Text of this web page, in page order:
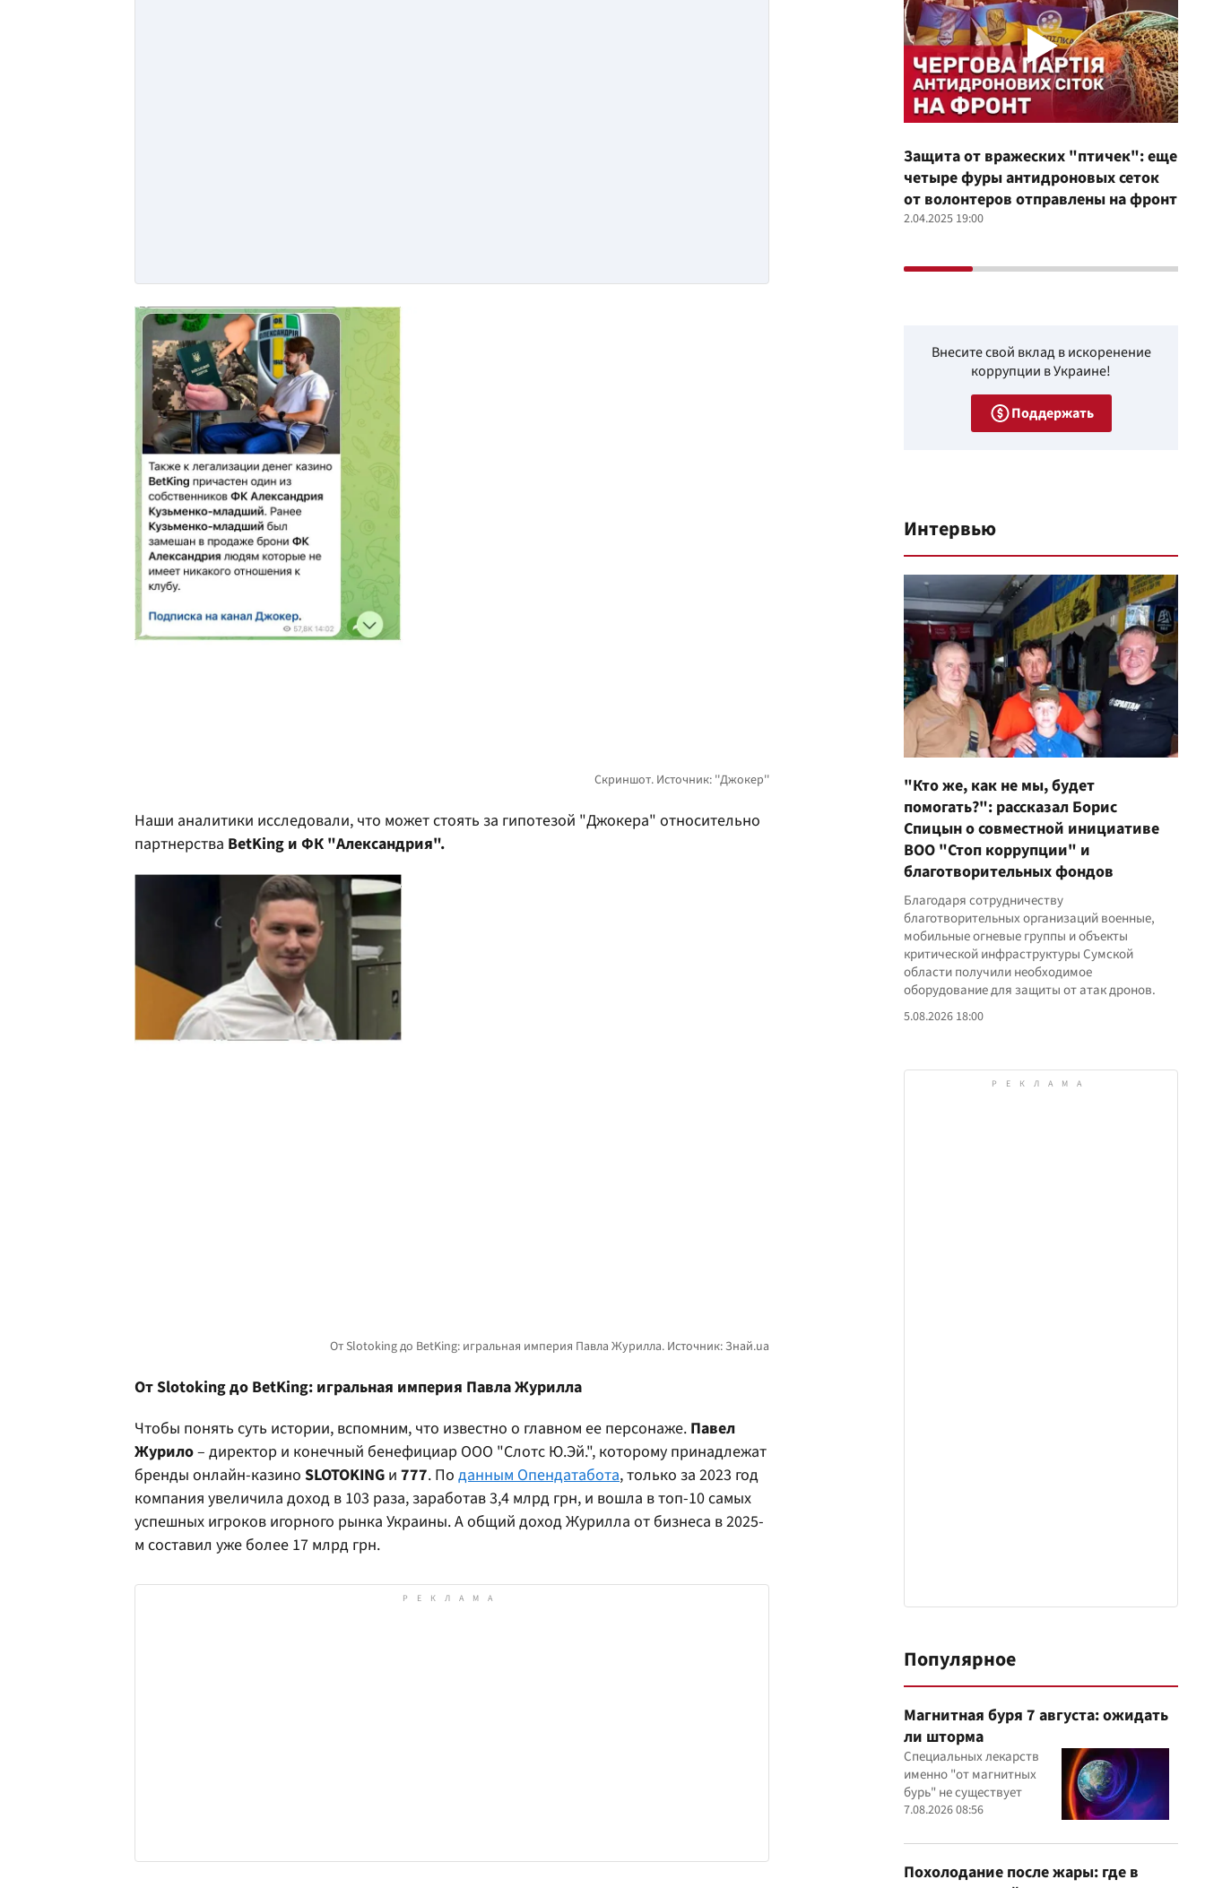
Наши аналитики исследовали, что может стоять за гипотезой "Джокера" относительно
партнерства BetKing и ФК "Александрия".
От Slotoking до BetKing: игральная империя Павла Журилла
Чтобы понять суть истории, вспомним, что известно о главном ее персонаже. Павел
Журило– директор и конечный бенефициар ООО "Слотс Ю.Эй.", которому принадлежат
бренды онлайн-казино SLOTOKING и 777. По данным Опендатабота, только за 2023 год
компания увеличила доход в 103 раза, заработав 3,4 млрд грн, и вошла в топ-10 самых
успешных игроков игорного рынка Украины. А общий доход Журилла от бизнеса в 2025-
м составил уже более 17 млрд грн.
Защита от вражеских "птичек": еще
четыре фуры антидроновых сеток
от волонтеров отправлены на фронт
2.04.2025 19:00
Внесите свой вклад в искоренение
коррупции в Украине!
Поддержать
Интервью
"Кто же, как не мы, будет
помогать?": рассказал Борис
Спицын о совместной инициативе
ВОО "Стоп коррупции" и
благотворительных фондов
Благодаря сотрудничеству
благотворительных организаций военные,
мобильные огневые группы и объекты
критической инфраструктуры Сумской
области получили необходимое
оборудование для защиты от атак дронов.
5.08.2026 18:00
Популярное
Магнитная буря 7 августа: ожидать
ли шторма
Специальных лекарств
именно "от магнитных
бурь" не существует
7.08.2026 08:56
Похолодание после жары: где в